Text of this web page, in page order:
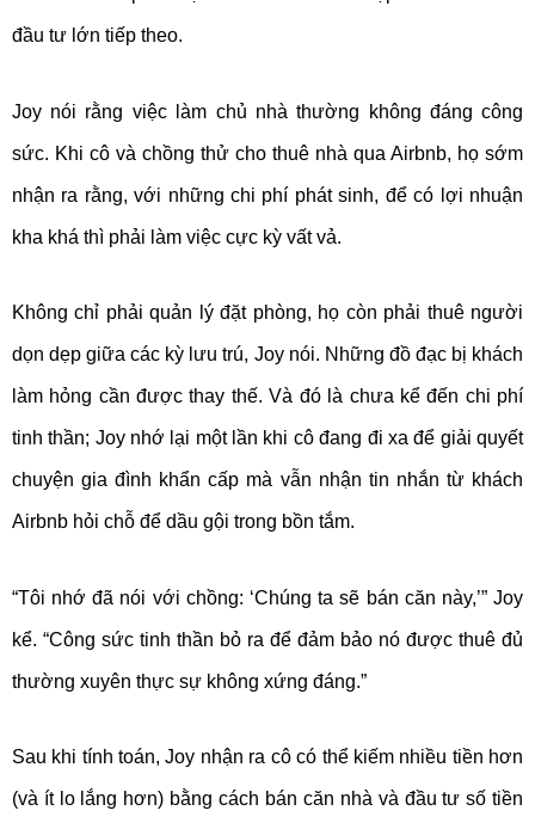
đầu tư lớn tiếp theo.
Joy nói rằng việc làm chủ nhà thường không đáng công
sức. Khi cô và chồng thử cho thuê nhà qua Airbnb, họ sớm
nhận ra rằng, với những chi phí phát sinh, để có lợi nhuận
kha khá thì phải làm việc cực kỳ vất vả.
Không chỉ phải quản lý đặt phòng, họ còn phải thuê người
dọn dẹp giữa các kỳ lưu trú, Joy nói. Những đồ đạc bị khách
làm hỏng cần được thay thế. Và đó là chưa kể đến chi phí
tinh thần; Joy nhớ lại một lần khi cô đang đi xa để giải quyết
chuyện gia đình khẩn cấp mà vẫn nhận tin nhắn từ khách
Airbnb hỏi chỗ để dầu gội trong bồn tắm.
“Tôi nhớ đã nói với chồng: ‘Chúng ta sẽ bán căn này,’” Joy
kể. “Công sức tinh thần bỏ ra để đảm bảo nó được thuê đủ
thường xuyên thực sự không xứng đáng.”
Sau khi tính toán, Joy nhận ra cô có thể kiếm nhiều tiền hơn
(và ít lo lắng hơn) bằng cách bán căn nhà và đầu tư số tiền